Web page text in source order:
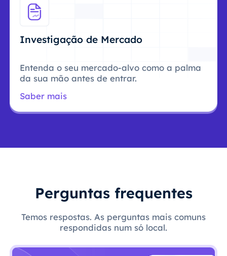
Investigação de Mercado
Entenda o seu mercado-alvo como a palma
da sua mão antes de entrar.
Saber mais
Perguntas frequentes
Temos respostas. As perguntas mais comuns
respondidas num só local.